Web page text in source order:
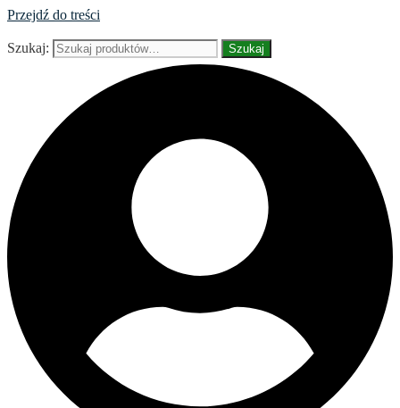
Przejdź do treści
Szukaj: Szukaj